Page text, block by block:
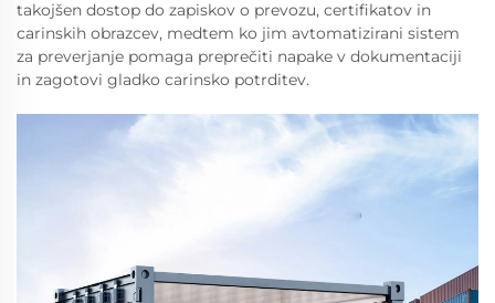
takojšen dostop do zapiskov o prevozu, certifikatov in
carinskih obrazcev, medtem ko jim avtomatizirani sistem
za preverjanje pomaga preprečiti napake v dokumentaciji
in zagotovi gladko carinsko potrditev.